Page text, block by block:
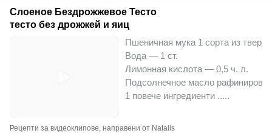
Слоеное Бездрожжевое Тесто
тесто без дрожжей и яиц
Пшеничная мука 1 сорта из
Вода — 1 ст.
Лимонная кислота — 0,5 ч. л.
Подсолнечное масло
1 повече ингредиенти .....
Рецепти за видеоклипове, направени от Natalis